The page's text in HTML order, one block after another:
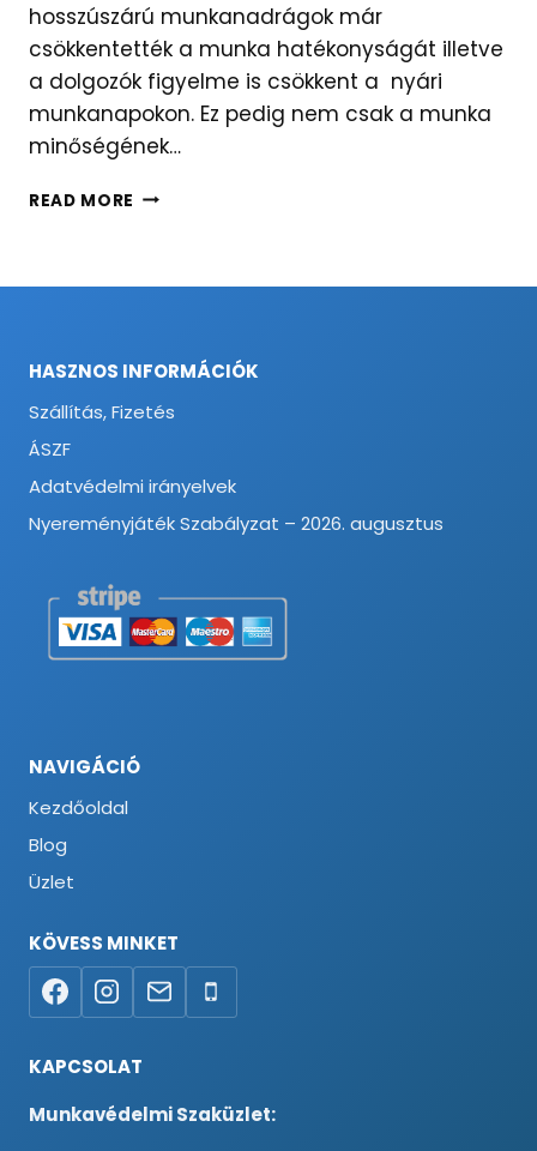
hosszúszárú munkanadrágok már
csökkentették a munka hatékonyságát illetve
a dolgozók figyelme is csökkent a nyári
munkanapokon. Ez pedig nem csak a munka
minőségének…
READ MORE BERMUDA
HASZNOS INFORMÁCIÓK
Szállítás, Fizetés
ÁSZF
Adatvédelmi irányelvek
Nyereményjáték Szabályzat – 2026. augusztus
NAVIGÁCIÓ
Kezdőoldal
Blog
Üzlet
KÖVESS MINKET
KAPCSOLAT
Munkavédelmi Szaküzlet: